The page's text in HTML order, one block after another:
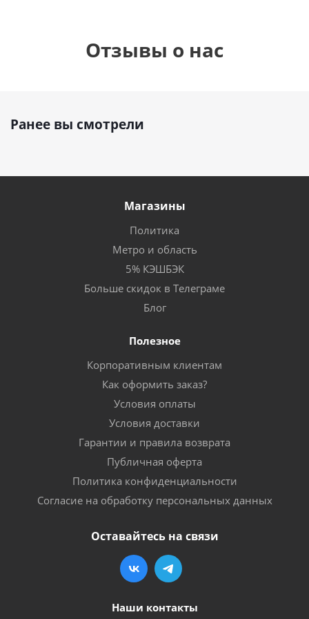
Отзывы о нас
Ранее вы смотрели
Магазины
Политика
Метро и область
5% КЭШБЭК
Больше скидок в Телеграме
Блог
Полезное
Корпоративным клиентам
Как оформить заказ?
Условия оплаты
Условия доставки
Гарантии и правила возврата
Публичная оферта
Политика конфиденциальности
Согласие на обработку персональных данных
Оставайтесь на связи
Наши контакты